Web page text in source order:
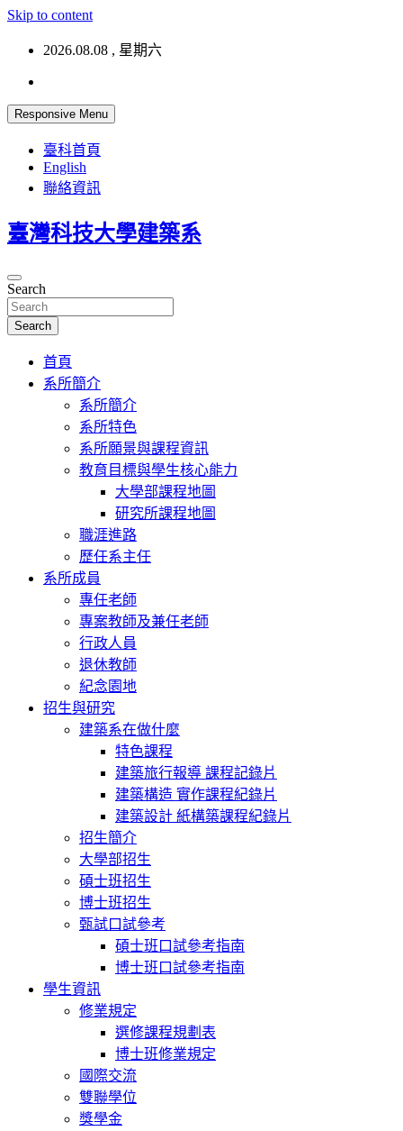
Skip to content
2026.08.08 , 星期六
Responsive Menu
臺科首頁
English
聯絡資訊
臺灣科技大學建築系
Search
Search
首頁
系所簡介
系所簡介
系所特色
系所願景與課程資訊
教育目標與學生核心能力
大學部課程地圖
研究所課程地圖
職涯進路
歷任系主任
系所成員
專任老師
專案教師及兼任老師
行政人員
退休教師
紀念園地
招生與研究
建築系在做什麼
特色課程
建築旅行報導 課程記錄片
建築構造 實作課程紀錄片
建築設計 紙構築課程紀錄片
招生簡介
大學部招生
碩士班招生
博士班招生
甄試口試參考
碩士班口試參考指南
博士班口試參考指南
學生資訊
修業規定
選修課程規劃表
博士班修業規定
國際交流
雙聯學位
獎學金